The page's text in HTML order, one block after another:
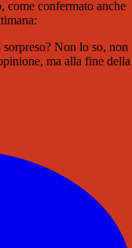
come confermato anche
Non lo so, non
ma alla fine della